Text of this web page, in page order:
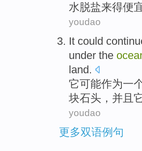
水脱盐来得便
youdao
It could
under the
land.
它可能作为一
块石头 ， 并且
youdao
更多双语例句